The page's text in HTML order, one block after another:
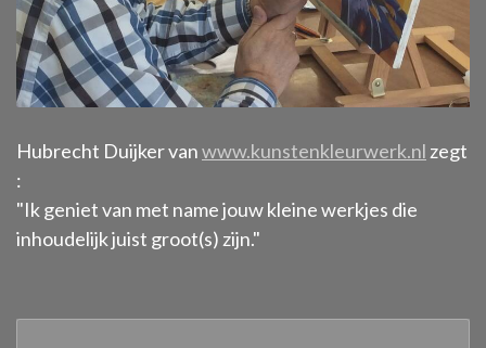
Hubrecht Duijker vanwww.kunstenkleurwerk.nl zegt
:
"Ik geniet van met name jouw kleine werkjes die
inhoudelijk juist groot(s) zijn."